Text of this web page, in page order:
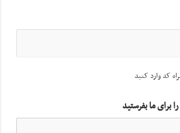
کد وارد کنید
برای ما بفرستید